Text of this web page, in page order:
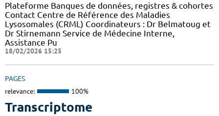
Plateforme Banques de données, registres & cohortes
Contact Centre de Référence des Maladies
Lysosomales (CRML) Coordinateurs : Dr Belmatoug et
Dr Stirnemann Service de Médecine Interne,
Assistance Pu
18/02/2026 15:25
PAGES
relevance: 100%
Transcriptome